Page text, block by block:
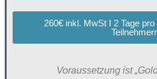
260€ inkl. MwSt I 2 Tage
Voraussetzung ist